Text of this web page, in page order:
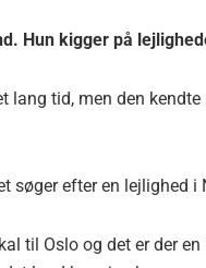
Hun kigger på
lang tid, men den
søger efter en lejlighed i
til Oslo og det er der